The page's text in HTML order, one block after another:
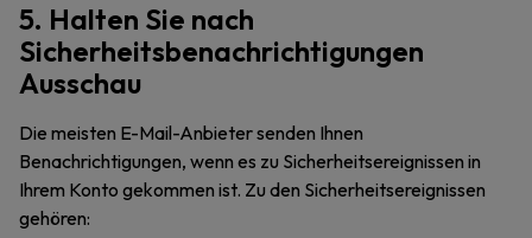
5. Halten Sie nach
Sicherheitsbenachrichtigungen
Ausschau
Die meisten E-Mail-Anbieter senden Ihnen
Benachrichtigungen, wenn es zu Sicherheitsereignissen in
Ihrem Konto gekommen ist. Zu den Sicherheitsereignissen
gehören: